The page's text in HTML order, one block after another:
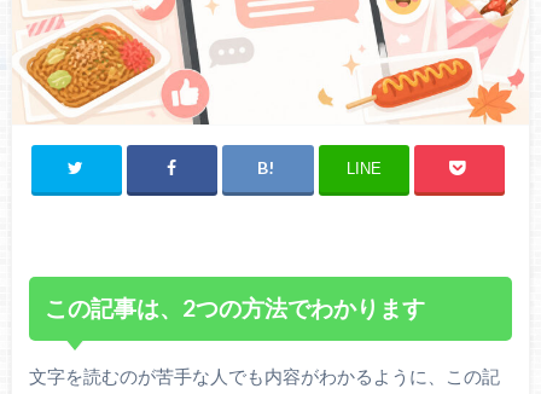
LINE
この記事は、2つの方法でわかります
文字を読むのが苦手な人でも内容がわかるように、この記